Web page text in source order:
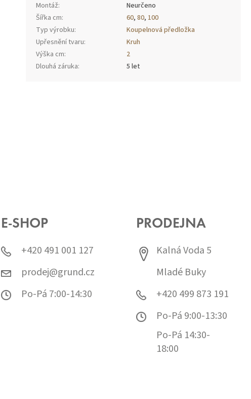
Montáž:
Neurčeno
Šířka cm: 60,80, 100
Typ výrobku:
Koupelnová předložka
Upřesnění tvaru:
Kruh
Výška cm:
2
Dlouhá záruka: 5 let
E-SHOP
+420 491 001 127
prodej@grund.cz
Po-Pá 7:00-14:30
PRODEJNA
Kalná Voda 5
Mladé Buky
+420 499 873 191
Po-Pá 9:00-13:30
Po-Pá 14:30-
18:00